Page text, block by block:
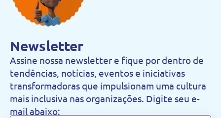
Newsletter
Assine nossa newsletter e fique por dentro de
tendências, notícias, eventos e iniciativas
transformadoras que impulsionam uma cultura
mais inclusiva nas organizações. Digite seu e-
mail abaixo: